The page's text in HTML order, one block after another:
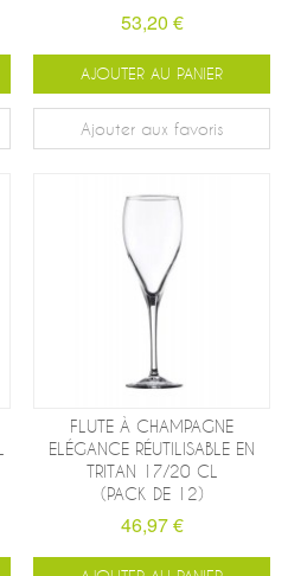
53,20 €
AJOUTER AU PANIER
Ajouter aux favoris
FLUTE À CHAMPAGNE
ELÉGANCE RÉUTILISABLE EN
TRITAN 17/20 CL
(PACK DE 12)
46,97 €